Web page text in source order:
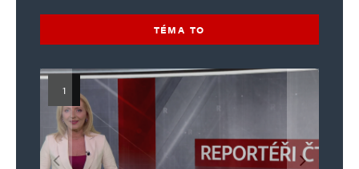
TÉMA TO
Islamistický teror v EU, 6. díl:
Mýty o Václavu Klausovi:
Vymíráme a politici lžou: